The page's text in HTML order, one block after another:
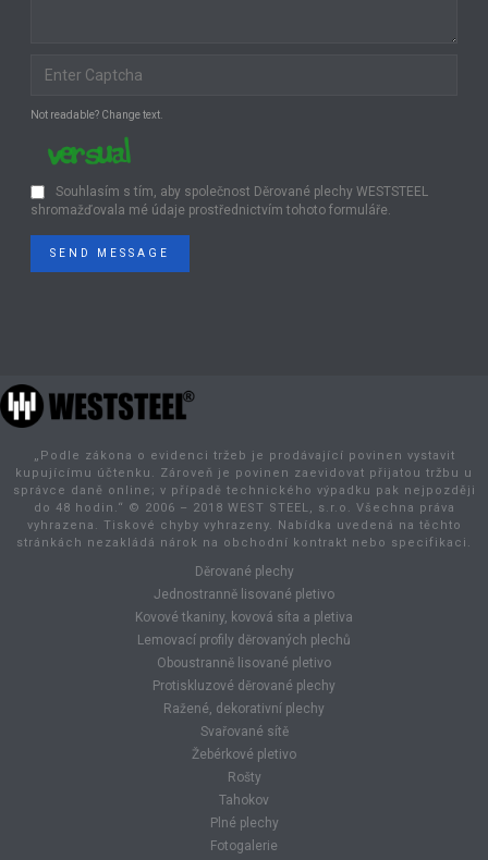
Not readable? Change text.
Souhlasím s tím, aby společnost Děrované plechy WESTSTEEL
shromažďovala mé údaje prostřednictvím tohoto formuláře.
SEND MESSAGE
„Podle zákona o evidenci tržeb je prodávající povinen vystavit
kupujícímu účtenku. Zároveň je povinen zaevidovat přijatou tržbu u
správce daně online; v případě technického výpadku pak nejpozději
do 48 hodin.“ © 2006 – 2018 WEST STEEL, s.r.o. Všechna práva
vyhrazena. Tiskové chyby vyhrazeny. Nabídka uvedená na těchto
stránkách nezakládá nárok na obchodní kontrakt nebo specifikaci.
Děrované plechy
Jednostranně lisované pletivo
Kovové tkaniny, kovová síta a pletiva
Lemovací profily děrovaných plechů
Oboustranně lisované pletivo
Protiskluzové děrované plechy
Ražené, dekorativní plechy
Svařované sítě
Žebérkové pletivo
Rošty
Tahokov
Plné plechy
Fotogalerie